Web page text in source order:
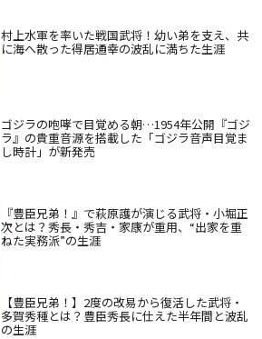
村上水軍を率いた戦国武将！幼い弟を支え、共
に海へ散った得居通幸の波乱に満ちた生涯
ゴジラの咆哮で目覚める朝…1954年公開『ゴジ
ラ』の貴重音源を搭載した「ゴジラ音声目覚ま
し時計」が新発売
『豊臣兄弟！』で萩原護が演じる武将・小堀正
次とは？秀長・秀吉・家康が重用、“出家を重
ねた実務派”の生涯
【豊臣兄弟！】2度の改易から復活した武将・
多賀秀種とは？豊臣秀長に仕えた半年間と波乱
の生涯